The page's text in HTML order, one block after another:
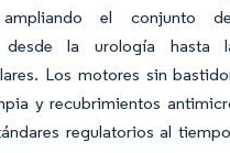
el conjunto
desde la urología hasta
Los motores sin
y recubrimientos
regulatorios al